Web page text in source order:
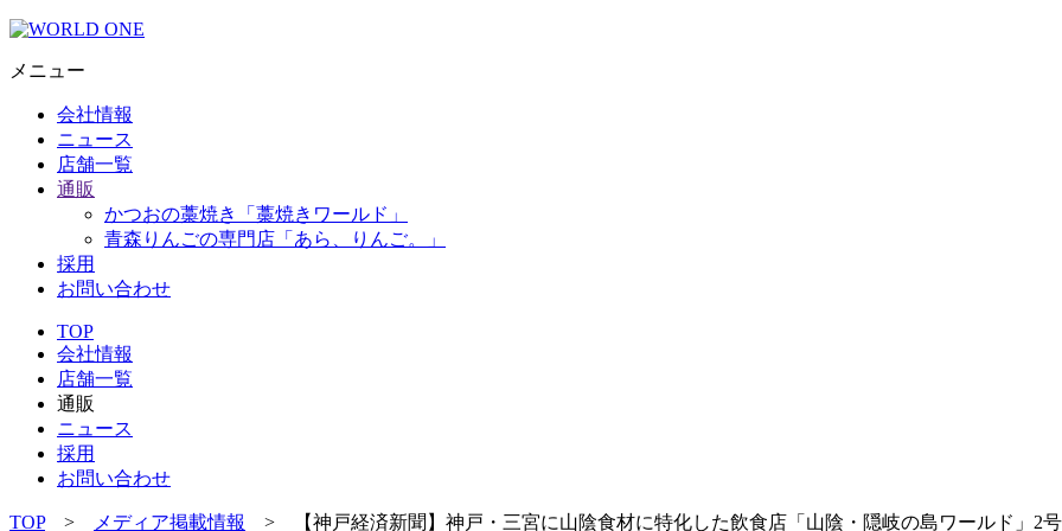
メニュー
会社情報
ニュース
店舗一覧
通販
かつおの藁焼き「藁焼きワールド」
青森りんごの専門店「あら、りんご。」
採用
お問い合わせ
TOP
会社情報
店舗一覧
通販
ニュース
採用
お問い合わせ
TOP> メディア掲載情報 > 【神戸経済新聞】神戸・三宮に山陰食材に特化した飲食店「山陰・隠岐の島ワールド」2